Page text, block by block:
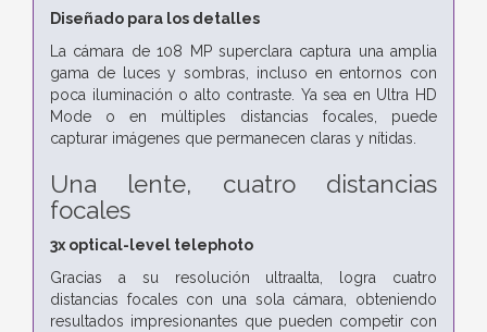
Diseñado para los detalles
La cámara de 108 MP superclara captura una amplia
gama de luces y sombras, incluso en entornos con
poca iluminación o alto contraste. Ya sea en Ultra HD
Mode o en múltiples distancias focales, puede
capturar imágenes que permanecen claras y nítidas.
Una lente, cuatro distancias
focales
3x optical-level telephoto
Gracias a su resolución ultraalta, logra cuatro
distancias focales con una sola cámara, obteniendo
resultados impresionantes que pueden competir con